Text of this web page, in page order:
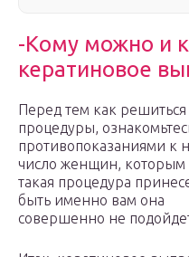
-Кому можно и
кератиновое
Перед тем как
процедуры,
противопоказаниями к
число женщин, которым
такая процедура
быть именно вам она
совершенно не